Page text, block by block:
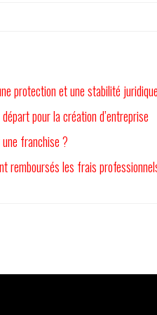
protection et une stabilité juridique
pour la création d’entreprise
franchise ?
remboursés les frais